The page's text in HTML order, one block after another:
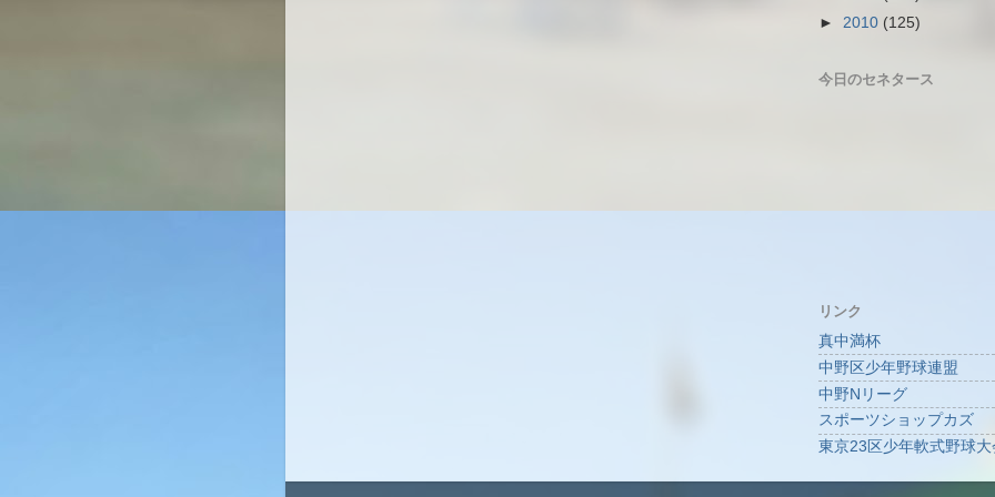
► 2010 (125)
今日のセネタース
リンク
真中満杯
中野区少年野球連盟
中野Nリーグ
スポーツショップカズ
東京23区少年軟式野球大